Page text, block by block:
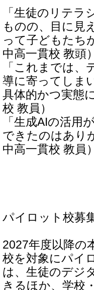
「生徒のリテ
ものの、目に見
って子どもたち
中高一貫校 教頭）
「これまでは
導に寄ってしま
具体的かつ実態
校 教員）
「生成AIの活用
できたのはあり
中高一貫校 教員）
パイロット校募
2027年度以降の
校を対象にパイ
は、生徒のデジ
きるほか、学校